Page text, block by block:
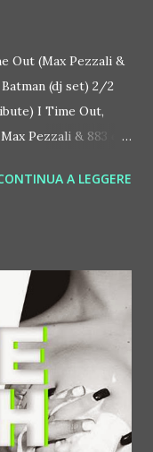
Out (Max Pezzali &
(dj set) 2/2
I Time Out,
Pezzali & 883 ed
esplodono nel 2009
sorta di sosia di
colpito e divertito
cadenze: un clone
è il leader e
(Bg) invece va in
e Steve Romei. Il
A LEGGERE